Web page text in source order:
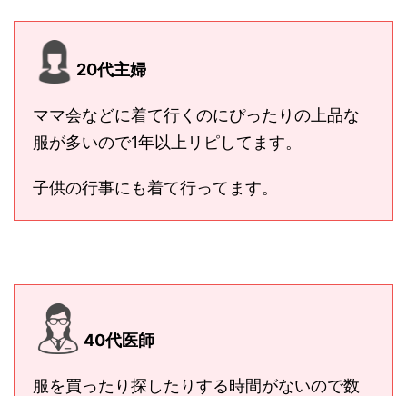
20代主婦
ママ会などに着て行くのにぴったりの上品な
服が多いので1年以上リピしてます。
子供の行事にも着て行ってます。
40代医師
服を買ったり探したりする時間がないので数